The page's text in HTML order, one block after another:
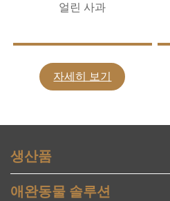
얼린 사과
자세히 보기
생산품
애완동물 솔루션